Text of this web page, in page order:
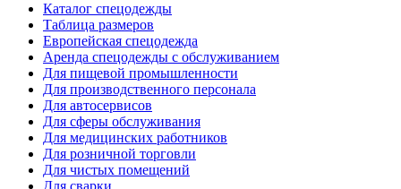
Каталог спецодежды
Таблица размеров
Европейская спецодежда
Аренда спецодежды с обслуживанием
Для пищевой промышленности
Для производственного персонала
Для автосервисов
Для сферы обслуживания
Для медицинских работников
Для розничной торговли
Для чистых помещений